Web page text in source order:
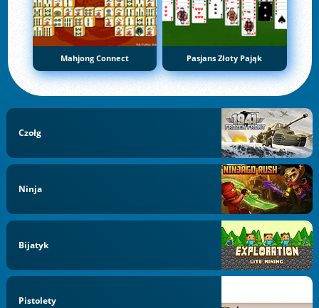
Mahjong Connect Pasjans Złoty Pająk
Czołg
Ninja
Bijatyk
Pistolety